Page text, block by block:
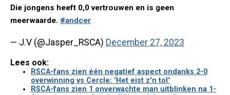
Die jongens heeft 0,0 vertrouwen en is geen
meerwaarde. #andcer
— J.V (@Jasper_RSCA) December 27, 2023
Lees ook:
RSCA-fans zien één negatief aspect ondanks 2-0
overwinning vs Cercle: "Het eist z'n tol"
RSCA-fans zien 1 onverwachte man uitblinken na 1-